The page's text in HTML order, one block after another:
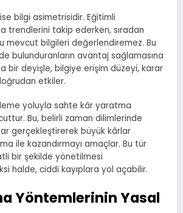
bilgi asimetrisidir. Eğitimli
trendlerini takip ederken, sıradan
mevcut bilgileri değerlendiremez. Bu
bulunduranların avantaj sağlamasına
bir deyişle, bilgiye erişim düzeyi, karar
etkiler.
yoluyla sahte kâr yaratma
Bu, belirli zaman dilimlerinde
gerçekleştirerek büyük kârlar
ile kazandırmayı amaçlar. Bu tür
bir şekilde yönetilmesi
halde, ciddi kayıplara yol açabilir.
Yöntemlerinin Yasal